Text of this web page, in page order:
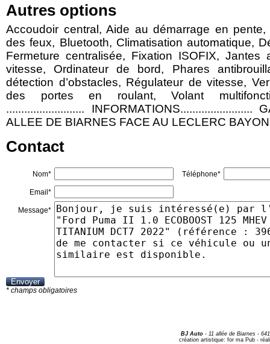
Autres options
Accoudoir central, Aide au démarrage en pente,
des feux, Bluetooth, Climatisation automatique,
Fermeture centralisée, Fixation ISOFIX, Jantes
vitesse, Ordinateur de bord, Phares
détection d’obstacles, Régulateur de vitesse,
des portes en roulant, Volant
..........................
ALLEE DE BIARNES FACE AU LECLERC
Contact
Nom* Téléphone*
Email*
Message*
* champs obligatoires
BJ Auto - 11 allée de Biarnes -
création artistique: for ma Pub-